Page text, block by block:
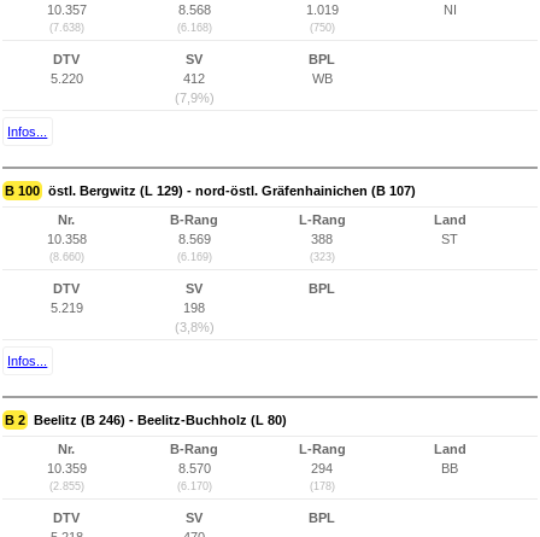
10.357
(7.638)
8.568
(6.168)
1.019
(750)
NI
DTV
5.220
SV
412
(7,9%)
BPL
WB
Infos...
B 100 östl. Bergwitz (L 129) - nord-östl. Gräfenhainichen (B 107)
Nr.
10.358
(8.660)
B-Rang
8.569
(6.169)
L-Rang
388
(323)
Land
ST
DTV
5.219
SV
198
(3,8%)
BPL
Infos...
B 2 Beelitz (B 246) - Beelitz-Buchholz (L 80)
Nr.
10.359
(2.855)
B-Rang
8.570
(6.170)
L-Rang
294
(178)
Land
BB
DTV
SV
BPL